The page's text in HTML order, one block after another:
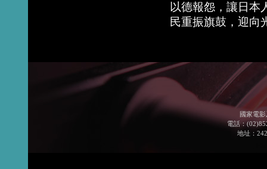
以德報怨，讓日本
民重振旗鼓，迎向
國家電
電話：
地址：